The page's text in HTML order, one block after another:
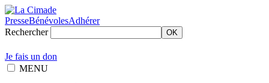
PresseBénévolesAdhérer
Rechercher
OK
Je fais un don
MENU